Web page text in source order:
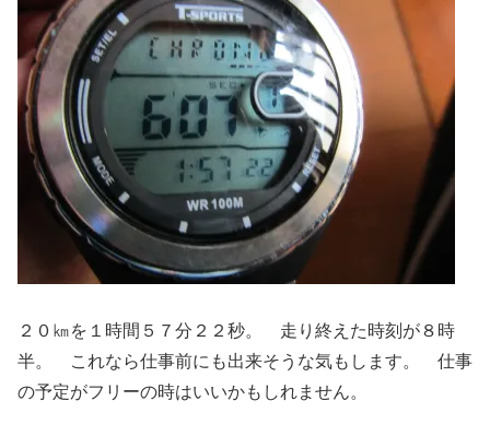
２０㎞を１時間５７分２２秒。 走り終えた時刻が８時
半。 これなら仕事前にも出来そうな気もします。 仕事
の予定がフリーの時はいいかもしれません。